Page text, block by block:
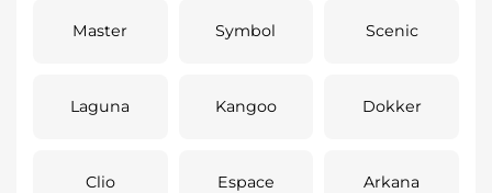
Master Symbol Scenic
Laguna Kangoo Dokker
Clio Espace Arkana